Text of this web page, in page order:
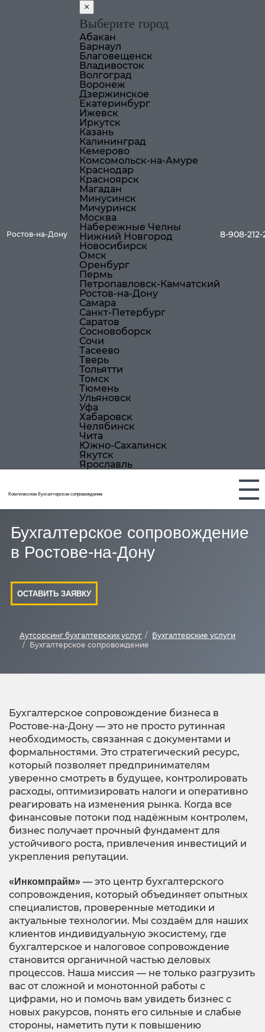
Ростов-на-Дону
×
Выберите город
Абакан
Барнаул
Благовещенск
Владивосток
Волгоград
Воронеж
Дзержинское
Екатеринбург
Ижевск
Иркутск
Казань
Калининград
Кемерово
Комсомольск-на-Амуре
Краснодар
Красноярск
Магадан
Минусинск
Мичуринск
Москва
Набережные Челны
Нижний Новгород
Новосибирск
Омск
Оренбург
Пермь
Петропавловск-Камчатский
Ростов-на-Дону
Самара
Санкт-Петербург
Саратов
Сосновоборск
Сочи
Тасеево
Тверь
Тольятти
Томск
Тюмень
Ульяновск
Уфа
Хабаровск
Челябинск
Чита
Южно-Сахалинск
Якутск
Ярославль
8-908-
Комплексное бухгалтерское сопровождение
Бухгалтерское сопровождение
в Ростове-на-Дону
ОСТАВИТЬ ЗАЯВКУ
Аутсорсинг бухгалтерских услуг
Бухгалтерские услуги
Бухгалтерское сопровождение
Бухгалтерское сопровождение бизнеса в
Ростове-на-Дону — это не просто рутинная
необходимость, связанная с документами и
формальностями. Это стратегический ресурс,
который позволяет предпринимателям
уверенно смотреть в будущее, контролировать
расходы, оптимизировать налоги и оперативно
реагировать на изменения рынка. Когда все
финансовые потоки под надёжным контролем,
бизнес получает прочный фундамент для
устойчивого роста, привлечения инвестиций и
укрепления репутации.
«Инкомпрайм» — это центр бухгалтерского
сопровождения, который объединяет опытных
специалистов, проверенные методики и
актуальные технологии. Мы создаём для наших
клиентов индивидуальную экосистему, где
бухгалтерское и налоговое сопровождение
становится органичной частью деловых
процессов. Наша миссия — не только разгрузить
вас от сложной и монотонной работы с
цифрами, но и помочь вам увидеть бизнес с
новых ракурсов, понять его сильные и слабые
стороны, наметить пути к повышению